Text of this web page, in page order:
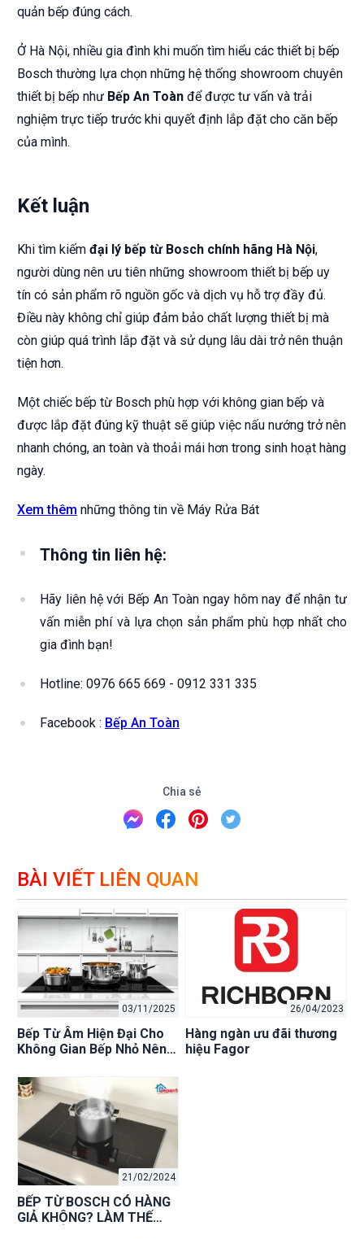
quản bếp đúng cách.
Ở Hà Nội, nhiều gia đình khi muốn tìm hiểu các thiết bị bếp
Bosch thường lựa chọn những hệ thống showroom chuyên
thiết bị bếp như Bếp An Toàn để được tư vấn và trải
nghiệm trực tiếp trước khi quyết định lắp đặt cho căn bếp
của mình.
Kết luận
Khi tìm kiếm đại lý bếp từ Bosch chính hãng Hà Nội,
người dùng nên ưu tiên những showroom thiết bị bếp uy
tín có sản phẩm rõ nguồn gốc và dịch vụ hỗ trợ đầy đủ.
Điều này không chỉ giúp đảm bảo chất lượng thiết bị mà
còn giúp quá trình lắp đặt và sử dụng lâu dài trở nên thuận
tiện hơn.
Một chiếc bếp từ Bosch phù hợp với không gian bếp và
được lắp đặt đúng kỹ thuật sẽ giúp việc nấu nướng trở nên
nhanh chóng, an toàn và thoải mái hơn trong sinh hoạt hàng
ngày.
Xem thêm những thông tin về Máy Rửa Bát
Thông tin liên hệ:
Hãy liên hệ với Bếp An Toàn ngay hôm nay để nhận tư
vấn miễn phí và lựa chọn sản phẩm phù hợp nhất cho
gia đình bạn!
Hotline: 0976 665 669 - 0912 331 335
Facebook : Bếp An Toàn
Chia sẻ
BÀI VIẾT LIÊN QUAN
03/11/2025
Bếp Từ Âm Hiện Đại Cho
Không Gian Bếp Nhỏ Nên
Bếp An Toàn – Đại Lý
Bosch Uy Tín
26/04/2023
Hàng ngàn ưu đãi thương
hiệu Fagor
21/02/2024
BẾP TỪ BOSCH CÓ HÀNG
GIẢ KHÔNG? LÀM THẾ